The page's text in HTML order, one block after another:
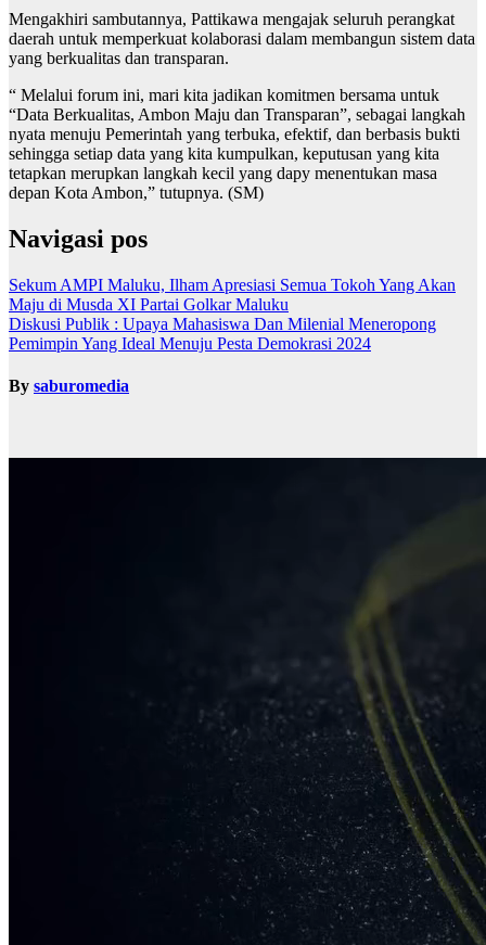
Mengakhiri sambutannya, Pattikawa mengajak seluruh perangkat
daerah untuk memperkuat kolaborasi dalam membangun sistem data
yang berkualitas dan transparan.
“ Melalui forum ini, mari kita jadikan komitmen bersama untuk
“Data Berkualitas, Ambon Maju dan Transparan”, sebagai langkah
nyata menuju Pemerintah yang terbuka, efektif, dan berbasis bukti
sehingga setiap data yang kita kumpulkan, keputusan yang kita
tetapkan merupkan langkah kecil yang dapy menentukan masa
depan Kota Ambon,” tutupnya. (SM)
Navigasi pos
Sekum AMPI Maluku, Ilham Apresiasi Semua Tokoh Yang Akan
Maju di Musda XI Partai Golkar Maluku
Diskusi Publik : Upaya Mahasiswa Dan Milenial Meneropong
Pemimpin Yang Ideal Menuju Pesta Demokrasi 2024
By saburomedia